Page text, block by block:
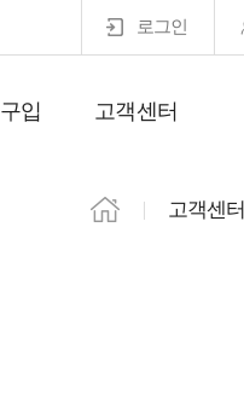
로그인
입 고객센터
고객센터